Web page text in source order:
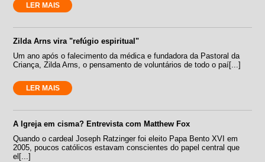
LER MAIS
Zilda Arns vira "refúgio espiritual"
Um ano após o falecimento da médica e fundadora da Pastoral da
Criança, Zilda Arns, o pensamento de voluntários de todo o paí[...]
LER MAIS
A Igreja em cisma? Entrevista com Matthew Fox
Quando o cardeal Joseph Ratzinger foi eleito Papa Bento XVI em
2005, poucos católicos estavam conscientes do papel central que
el[...]